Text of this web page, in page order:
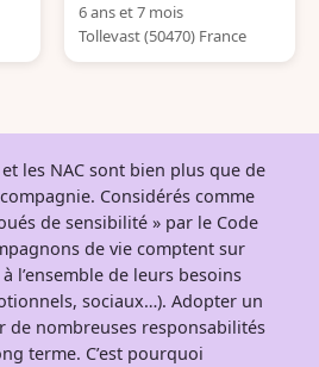
6 ans et 7 mois
Tollevast (50470) France
les NAC sont bien plus que de
Considérés comme
de sensibilité » par le Code
de vie comptent sur
l’ensemble de leurs besoins
sociaux…). Adopter un
de nombreuses responsabilités
terme. C’est pourquoi